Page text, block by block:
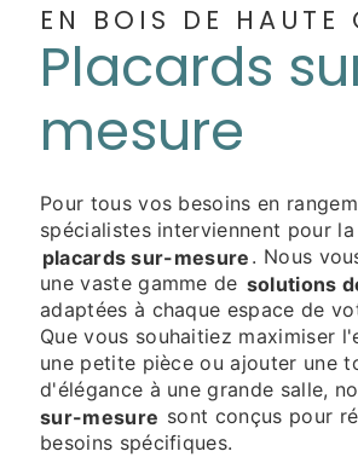
EN BOIS DE HAUTE
Placards
mesure
Pour tous vos besoins en
spécialistes interviennent pour
placards sur-mesure . Nous
une vaste gamme de solutions
adaptées à chaque espace de
Que vous souhaitiez maximiser
une petite pièce ou ajouter une
d'élégance à une grande salle,
sur-mesure sont conçus pour
besoins spécifiques.